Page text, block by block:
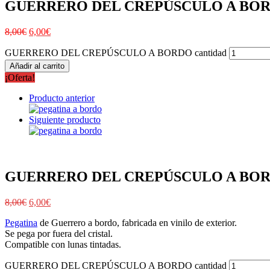
GUERRERO DEL CREPÚSCULO A
8,00€ 6,00€
GUERRERO DEL CREPÚSCULO A BORDO cantidad
Añadir al carrito
¡Oferta!
Producto anterior
Siguiente producto
GUERRERO DEL CREPÚSCULO A
8,00€ 6,00€
Pegatina de Guerrero a bordo, fabricada en vinilo de exterior.
Se pega por fuera del cristal.
Compatible con lunas tintadas.
GUERRERO DEL CREPÚSCULO A BORDO cantidad